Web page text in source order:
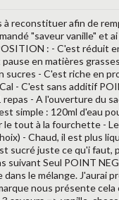
reconstituer afin de
"saveur vanille" et
: - C'est réduit
en matières
sucres - C'est riche en
- C'est sans additif
- A l'ouverture du
simple : 120ml d'eau
le tout à la fourchette -
- Chaud, il est plus
sucré juste ce qu'i faut,
suivant Seul POINT
le mélange. J'aurai
nous présente cela